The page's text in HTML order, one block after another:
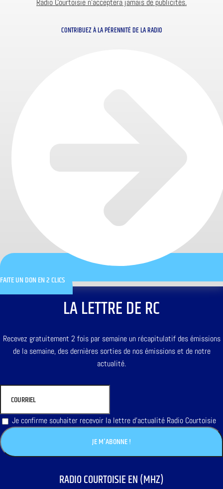
CONTRIBUEZ À LA PÉRENNITÉ DE LA RADIO
FAITE UN DON EN 2 CLICS
LA LETTRE DE RC
Recevez gratuitement 2 fois par semaine un récapitulatif des émissions
de la semaine, des dernières sorties de nos émissions et de notre
actualité.
Je confirme souhaiter recevoir la lettre d'actualité Radio Courtoisie
RADIO COURTOISIE EN (MHZ)